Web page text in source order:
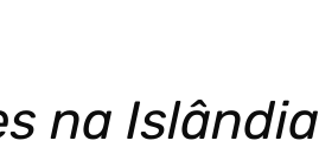
na Islândia